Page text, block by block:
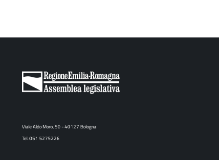
Viale Aldo Moro, 50 - 40127 Bologna
Tel. 051 5275226